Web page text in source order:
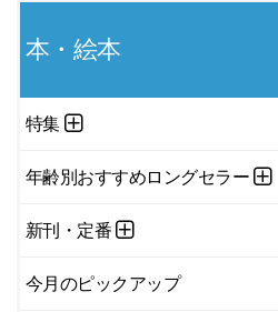
本・絵本
特集
年齢別おすすめロングセラー
新刊・定番
今月のピックアップ